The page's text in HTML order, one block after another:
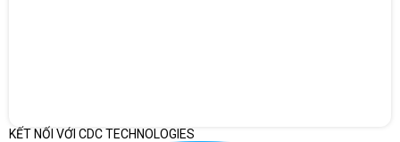
KẾT NỐI VỚI CDC TECHNOLOGIES